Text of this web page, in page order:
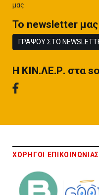
μας
To newsletter μας
ΓΡΑΨΟΥ ΣΤΟ
H ΚΙΝ.ΛΕ.Ρ. στα
ΧΟΡΗΓΟΙ ΕΠΙΚΟΙΝΩΝΙΑΣ